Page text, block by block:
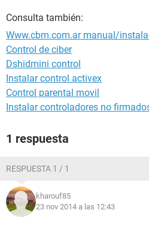
Consulta también:
Www.cbm.com.ar manual/
Control de ciber
Dshidmini control
Instalar control activex
Control parental movil
Instalar controladores no
1 respuesta
RESPUESTA 1 / 1
kharouf85
23 nov 2014 a las 12:43